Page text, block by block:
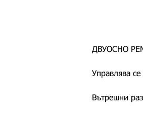
ДВУОСНО
Управлява
Вътрешни